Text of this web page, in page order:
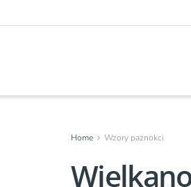
Home Wzory paznokci